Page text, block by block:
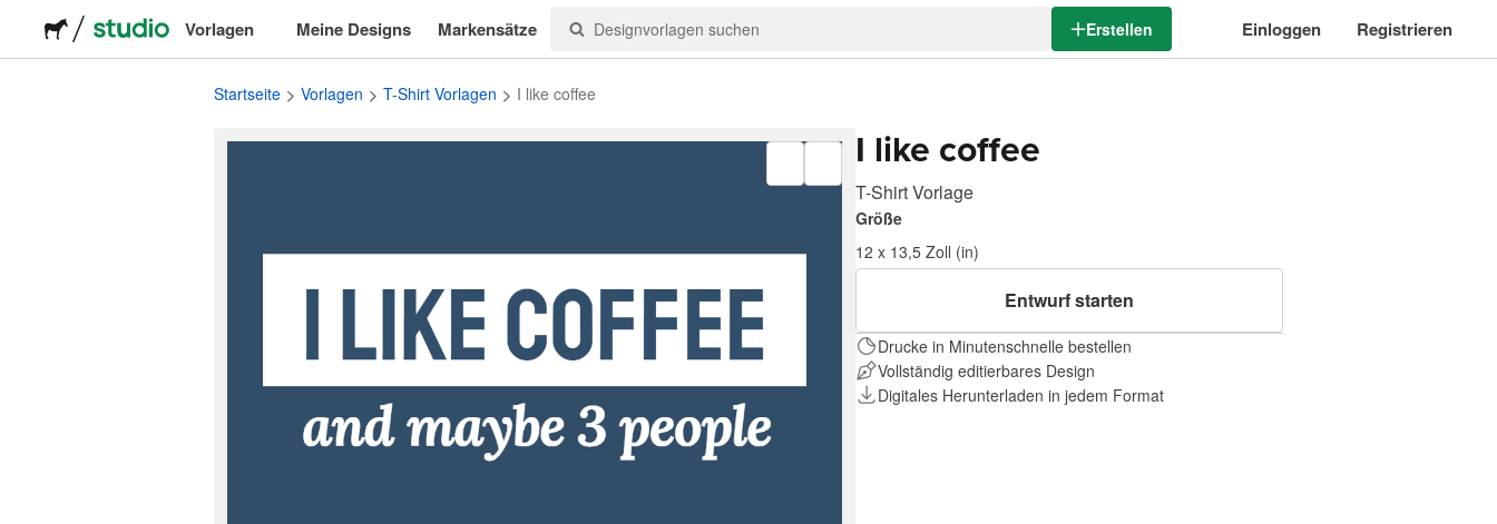
Vorlagen
Verpackung
Veranstaltungen & Marketing
Meine Designs Markensätze Erstellen Einloggen Registrieren
Startseite Vorlagen T-Shirt Vorlagen I like coffee
I like coffee
T-Shirt Vorlage
Größe
12 x 13,5 Zoll (in)
Entwurf starten
Drucke in Minutenschnelle bestellen
Vollständig editierbares Design
Digitales Herunterladen in jedem Format